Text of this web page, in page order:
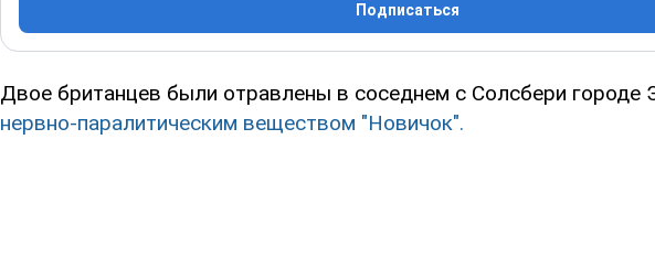
Подписаться
Двое британцев были отравлены в соседнем с Солсбери городе
нервно-паралитическим веществом "Новичок".